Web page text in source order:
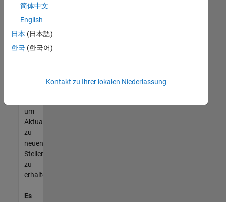
die
Ihren
entsprechen,
werden
unseres
um
Aktualisierungen
zu
neuen
Stellenangeboten
zu
erhalten.
Es
简体中文
English
日本 (日本語)
한국 (한국어)
Kontakt zu Ihrer lokalen Niederlassung